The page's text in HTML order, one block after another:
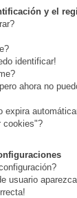
y el
identificar!
ahora no
expira
cookies"?
usuario